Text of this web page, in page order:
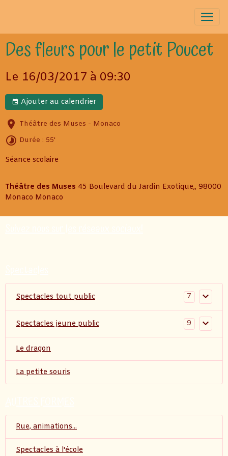
Des fleurs pour le petit Poucet
Le 16/03/2017 à 09:30
Ajouter au calendrier
Théâtre des Muses - Monaco
Durée : 55'
Séance scolaire
Théâtre des Muses 45 Boulevard du Jardin Exotique,, 98000
Monaco Monaco
Spectacles tout public 7
Spectacles jeune public 9
Le dragon
La petite souris
Rue, animations...
Spectacles à l'école